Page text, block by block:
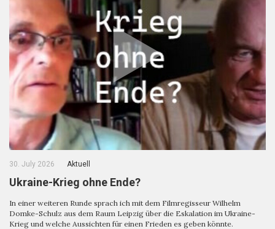
30. July 2026 Aktuell
Ukraine-Krieg ohne Ende?
In einer weiteren Runde sprach ich mit dem Filmregisseur Wilhelm
Domke-Schulz aus dem Raum Leipzig über die Eskalation im Ukraine-
Krieg und welche Aussichten für einen Frieden es geben könnte.